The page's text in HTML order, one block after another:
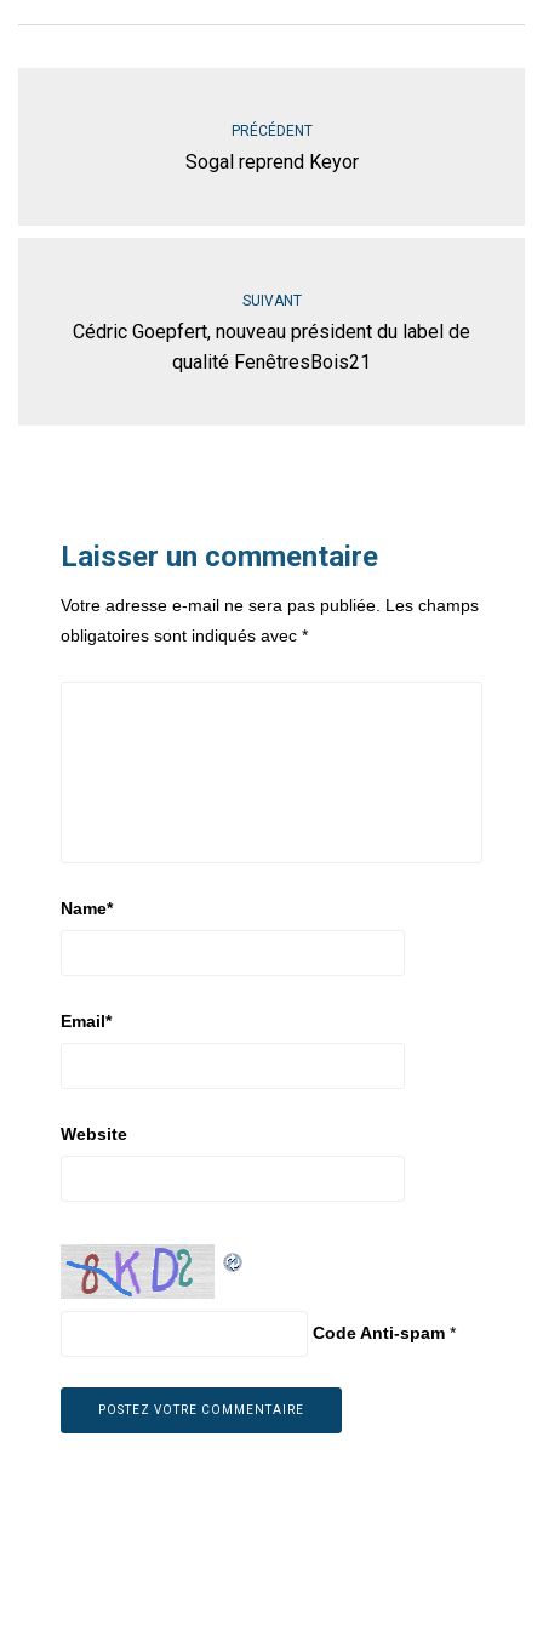
PRÉCÉDENT
Sogal reprend Keyor
SUIVANT
Cédric Goepfert, nouveau président du label de
qualité FenêtresBois21
Laisser un commentaire
Votre adresse e-mail ne sera pas publiée. Les champs
obligatoires sont indiqués avec *
Name*
Email*
Website
Code Anti-spam *